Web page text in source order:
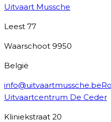
Uitvaart Mussche
Leest 77
Waarschoot 9950
België
info@uitvaartmussche.be
Uitvaartcentrum De Ceder
Kliniekstraat 20